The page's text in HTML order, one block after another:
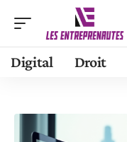
Digital Droit